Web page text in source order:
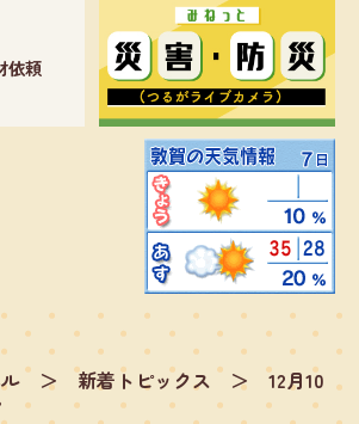
依頼
＞ 新着トピックス ＞
12月10